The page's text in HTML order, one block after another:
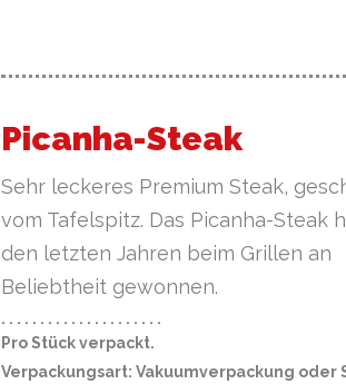
Picanha-Steak
Sehr leckeres Premium Steak,
vom Tafelspitz. Das Picanha-Steak
den letzten Jahren beim Grillen an
Beliebtheit gewonnen.
· · · · · · · · · · · · · · · · · · · · ·
Pro Stück verpackt.
Verpackungsart: Vakuumverpackung oder